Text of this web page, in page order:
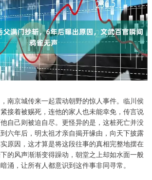
南京城传来一起震动朝野的惊人事件。临川侯
接着被赐死，连他的家人也未能幸免，传言说
自己则被迫自尽。更怪异的是，这桩死亡并没
六年后，明太祖才亲自揭开缘由，向天下披露
原因，这才算是将这段往事的真相完整地摆在
的风声渐渐变得躁动，朝堂之上却如水面一般
涌，让所有人都意识到这件事非同寻常。